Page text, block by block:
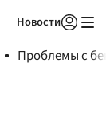
Новости
Проблемы с